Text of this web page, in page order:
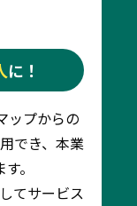
に！
ップからの
でき、本業
。
てサービス